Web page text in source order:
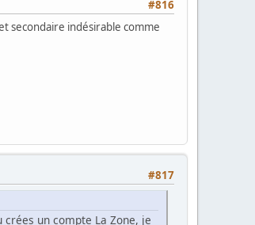
#816
secondaire indésirable comme
#817
un compte La Zone, je